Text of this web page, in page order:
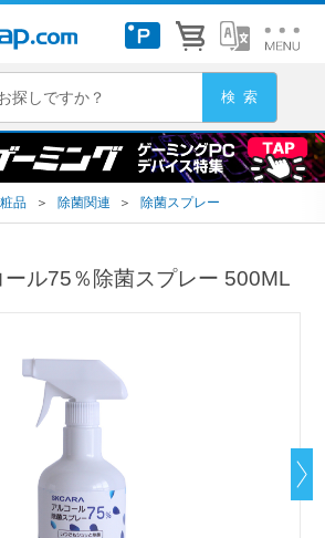
品 ＞ 除菌関連 ＞ 除菌スプレー
ル75％除菌スプレー 500ML